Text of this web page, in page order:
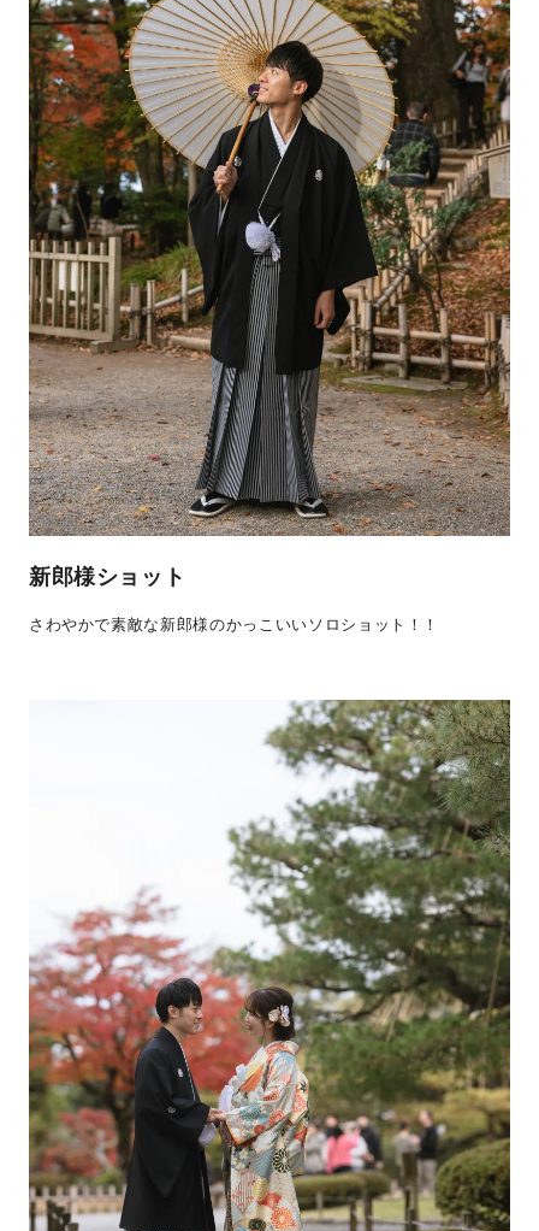
新郎様ショット
さわやかで素敵な新郎様のかっこいいソロショット！！